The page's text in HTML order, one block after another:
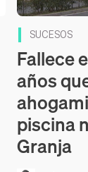
SUCESOS
Fallece
años
piscina
Granja